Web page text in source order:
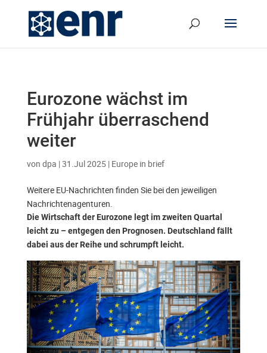
Eurozone wächst im
Frühjahr überraschend
weiter
von dpa |31.Jul 2025| Europe in brief
Weitere EU-Nachrichten finden Sie bei den jeweiligen
Nachrichtenagenturen.
Die Wirtschaft der Eurozone legt im zweiten Quartal
leicht zu – entgegen den Prognosen. Deutschland fällt
dabei aus der Reihe und schrumpft leicht.